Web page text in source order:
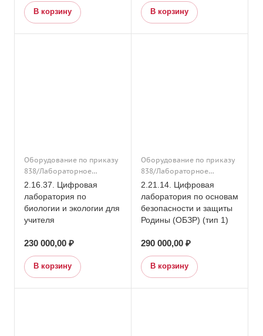
В корзину
(технологии)/
Дополнительное
В корзину
Оборудование по приказу
838/Лабораторное
оборудование/Основное
общее образование/
Подраздел 16. Кабинет
Дополнительное
образование/
Оборудование по приказу
838/Подраздел 16. Кабинет
биологии и экологии
2.16.37. Цифровая
лаборатория по
биологии и экологии для
учителя
230 000,00 ₽
В корзину
Оборудование по приказу
838/Лабораторное
оборудование/Основное
общее образование/
Подраздел 21. Кабинет
основы безопасности и
защиты Родины (ОБЗР)/
Дополнительное
образование/
Оборудование по приказу
838/Подраздел 21. Кабинет
2.21.14. Цифровая
лаборатория по основам
безопасности и защиты
Родины (ОБЗР) (тип 1)
290 000,00 ₽
В корзину